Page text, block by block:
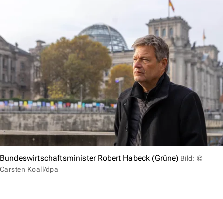
Bundeswirtschaftsminister Robert Habeck (Grüne) Bild: ©
Carsten Koall/dpa